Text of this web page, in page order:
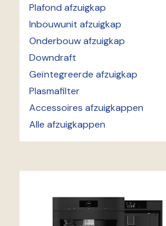
Plafond afzuigkap
Inbouwunit afzuigkap
Onderbouw afzuigkap
Downdraft
Geïntegreerde afzuigkap
Plasmafilter
Accessoires afzuigkappen
Alle afzuigkappen